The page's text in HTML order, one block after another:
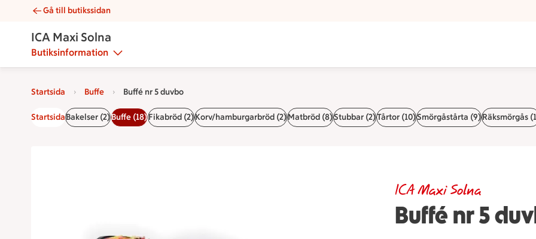
Buffé nr 5 duvbo | Catering ICA Maxi Solna
Gå till butikssidan
ICA Maxi Solna
Butiksinformation
Startsida Buffe Buffé nr 5 duvbo
StartsidaBakelser (2)Buffe (18)Fikabröd (2)Korv/hamburgarbröd (2)Matbröd (8)Stubbar (2)Tårtor (10)Smörgåstårta (9)Räksmörgås
Buffé nr 5
ICA Maxi Solna